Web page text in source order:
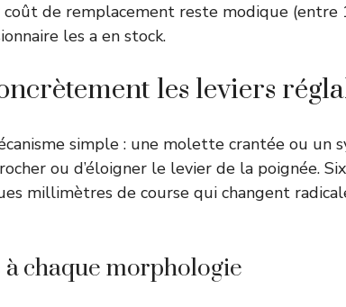
coût de remplacement reste modique
les a en stock.
les leviers
simple : une molette crantée ou un
ou d’éloigner le levier de la poignée.
millimètres de course qui changent
chaque morphologie